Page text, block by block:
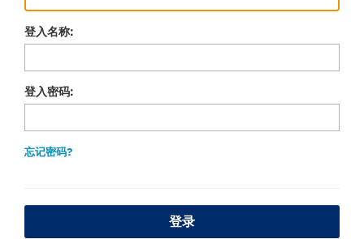
登入名称:
登入密码:
忘记密码?
登录